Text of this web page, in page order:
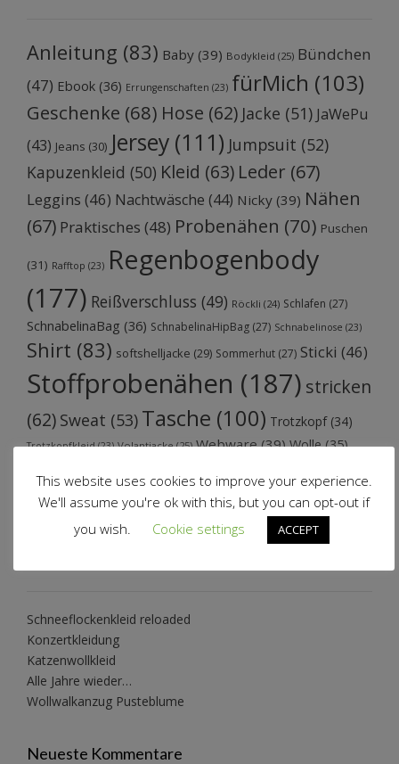
Anleitung (83) Baby (39) Bodykleid (25) Bündchen
(47) Ebook (36) Errungenschaften (23) fürMich (103)
Geschenke (68) Hose (62) Jacke (51) JaWePu
(43) Jeans (30) Jersey (111) Jumpsuit (52)
Kapuzenkleid (50) Kleid (63) Leder (67)
Leggins (46) Nachtwäsche (44) Nicky (39) Nähen
(67) Praktisches (48) Probenähen (70) Puschen
(31) Rafftop (23) Regenbogenbody
(177) Reißverschluss (49) Röckli (24) Schlafen (27)
SchnabelinaBag (36) SchnabelinaHipBag (27) Schnabelinose (23)
Shirt (83) softshelljacke (29) Sommerhut (27) Sticki (46)
Stoffprobenähen (187) stricken
(62) Sweat (53) Tasche (100) Trotzkopf(34)
Trotzkopfkleid(23) Volantjacke(25) Webware(39) Wolle(35)
Schneeflockenkleid reloaded
Konzertkleidung
Katzenwollkleid
Alle Jahre wieder…
Wollwalkanzug Pusteblume
Neueste Kommentare
This website uses cookies to improve your experience.
We'll assume you're ok with this, but you can opt-out if
you wish.
Cookie settings ACCEPT